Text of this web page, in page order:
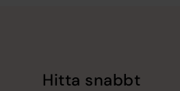
Hitta snabbt